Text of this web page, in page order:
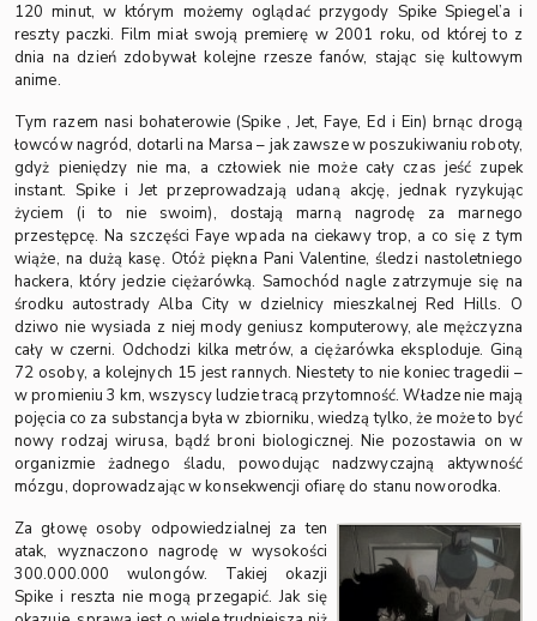
120 minut, w którym możemy oglądać przygody Spike Spiegel’a i
reszty paczki. Film miał swoją premierę w 2001 roku, od której to z
dnia na dzień zdobywał kolejne rzesze fanów, stając się kultowym
anime.
Tym razem nasi bohaterowie (Spike , Jet, Faye, Ed i Ein) brnąc drogą
łowców nagród, dotarli na Marsa – jak zawsze w poszukiwaniu roboty,
gdyż pieniędzy nie ma, a człowiek nie może cały czas jeść zupek
instant. Spike i Jet przeprowadzają udaną akcję, jednak ryzykując
życiem (i to nie swoim), dostają marną nagrodę za marnego
przestępcę. Na szczęści Faye wpada na ciekawy trop, a co się z tym
wiąże, na dużą kasę. Otóż piękna Pani Valentine, śledzi nastoletniego
hackera, który jedzie ciężarówką. Samochód nagle zatrzymuje się na
środku autostrady Alba City w dzielnicy mieszkalnej Red Hills. O
dziwo nie wysiada z niej mody geniusz komputerowy, ale mężczyzna
cały w czerni. Odchodzi kilka metrów, a ciężarówka eksploduje. Giną
72 osoby, a kolejnych 15 jest rannych. Niestety to nie koniec tragedii –
w promieniu 3 km, wszyscy ludzie tracą przytomność. Władze nie mają
pojęcia co za substancja była w zbiorniku, wiedzą tylko, że może to być
nowy rodzaj wirusa, bądź broni biologicznej. Nie pozostawia on w
organizmie żadnego śladu, powodując nadzwyczajną aktywność
mózgu, doprowadzając w konsekwencji ofiarę do stanu noworodka.
Za głowę osoby odpowiedzialnej za ten
atak, wyznaczono nagrodę w wysokości
300.000.000 wulongów. Takiej okazji
Spike i reszta nie mogą przegapić. Jak się